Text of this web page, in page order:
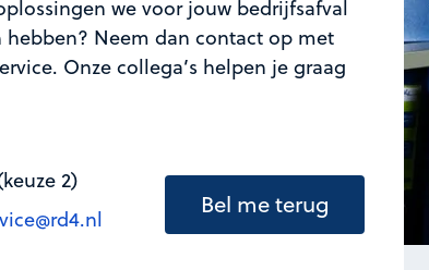
we voor jouw bedrijfsafval
Neem dan contact op met
Onze collega’s helpen je graag
2)
Bel me terug